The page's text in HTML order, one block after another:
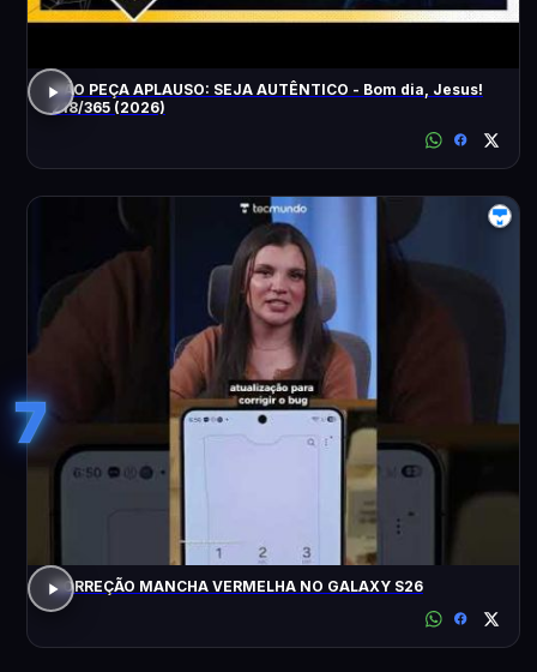
NÃO PEÇA APLAUSO: SEJA AUTÊNTICO - Bom dia, Jesus!
218/365 (2026)
7
CORREÇÃO MANCHA VERMELHA NO GALAXY S26